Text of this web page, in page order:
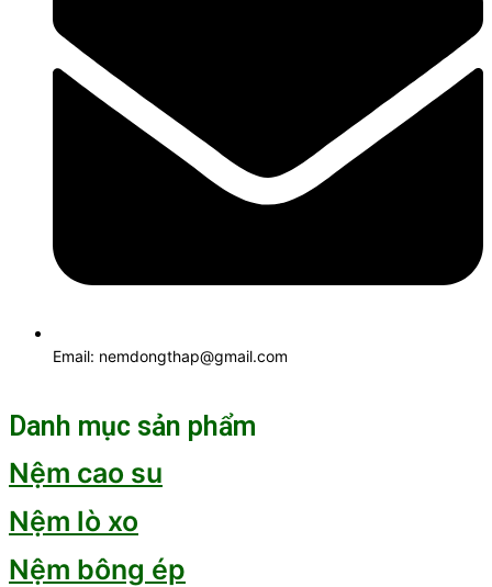
Email: nemdongthap@gmail.com
Danh mục sản phẩm
Nệm cao su
Nệm lò xo
Nệm bông ép